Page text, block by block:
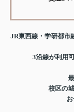
JR東西線・学研都市
3沿線が利用
校区の